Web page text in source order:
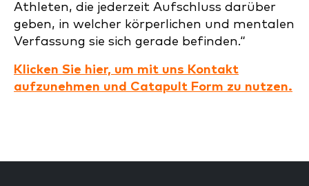
Athleten, die jederzeit Aufschluss darüber
geben, in welcher körperlichen und mentalen
Verfassung sie sich gerade befinden.“
Klicken Sie hier, um mit uns Kontakt
aufzunehmen und Catapult Form zu nutzen.